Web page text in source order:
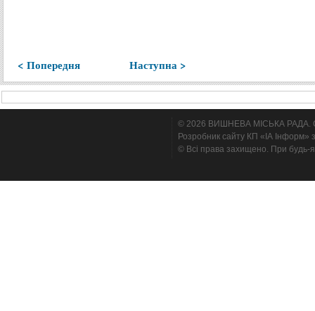
< Попередня Наступна >
© 2026 ВИШНЕВА МІСЬКА РАДА.
Розробник сайту КП «ІА Інформ»
© Всі права захищено. При будь-